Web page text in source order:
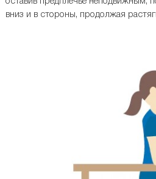
вниз и в стороны, продолжая